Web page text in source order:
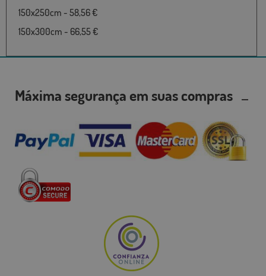
150x250cm - 58,56 €
150x300cm - 66,55 €
Máxima segurança em suas compras